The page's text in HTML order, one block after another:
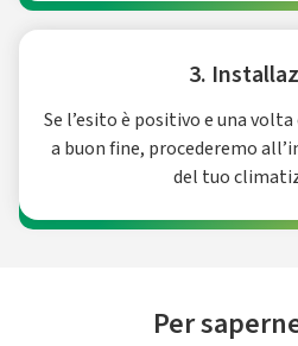
3.
Se l’esito è positivo e una
a buon fine, procederemo
del tuo
Per